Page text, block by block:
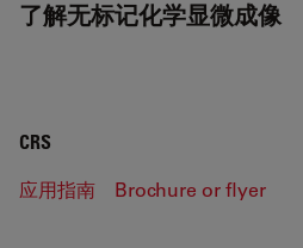
了解无标记化学显微成像
CRS
应用指南 Brochure or flyer